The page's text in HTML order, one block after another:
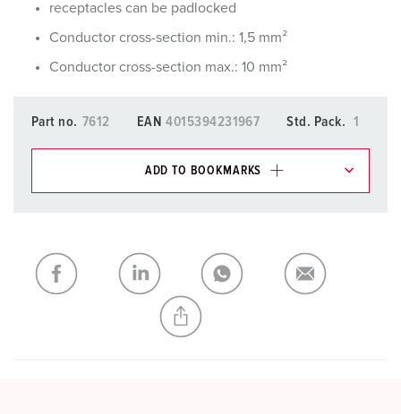
receptacles can be padlocked
Conductor cross-section min.: 1,5 mm²
Conductor cross-section max.: 10 mm²
Part no. 7612 EAN 4015394231967 Std. Pack. 1
ADD TO BOOKMARKS
My list ADD
CREATE A NEW LIST